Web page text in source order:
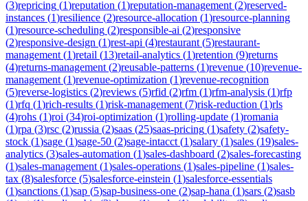
(3)repricing (1)reputation (1)reputation-management (2)reserved-
instances (1)resilience (2)resource-allocation (1)resource-planning
(1)resource-scheduling (2)responsible-ai (2)responsive
(2)responsive-design (1)rest-api (4)restaurant (5)restaurant-
management (1)retail (13)retail-analytics (1)retention (9)returns
(4)returns-management (2)reusable-patterns (1)revenue (10)revenue-
management (1)revenue-optimization (1)revenue-recognition
(5)reverse-logistics (2)reviews (5)rfid (2)rfm (1)rfm-analysis (1)rfp
(1)rfq (1)rich-results (1)risk-management (7)risk-reduction (1)rls
(4)rohs (1)roi (34)roi-optimization (1)rolling-update (1)romania
(1)rpa (3)rsc (2)russia (2)saas (25)saas-pricing (1)safety (2)safety-
stock (1)sage (1)sage-50 (2)sage-intacct (1)salary (1)sales (19)sales-
analytics (3)sales-automation (1)sales-dashboard (2)sales-forecasting
(1)sales-management (1)sales-operations (1)sales-pipeline (1)sales-
tax (8)salesforce (5)salesforce-einstein (1)salesforce-essentials
(1)sanctions (1)sap (5)sap-business-one (2)sap-hana (1)sars (2)sasb